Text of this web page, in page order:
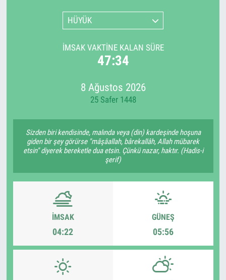
HÜYÜK
İMSAK VAKTINE KALAN SÜRE
47:33
8 Ağustos 2026
25 Safer 1448
Sizden biri kendisinde, malında veya (din) kardeşinde hoşuna
giden bir şey görürse "mâşâallah, bârekallâh, Allah mübarek
etsin" diyerek bereketle dua etsin. Çünkü nazar, haktır. (Hadis-i
şerif)
İMSAK
04:22
GÜNEŞ
05:56